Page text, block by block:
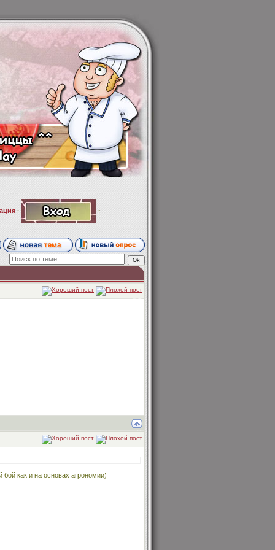
· ·
как и на основах агрономии)